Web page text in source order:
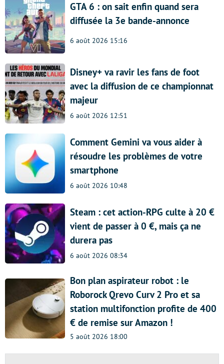
GTA 6 : on sait enfin quand sera
diffusée la 3e bande-annonce
6 août 2026 15:16
Disney+ va ravir les fans de foot
avec la diffusion de ce championnat
majeur
6 août 2026 12:51
Comment Gemini va vous aider à
résoudre les problèmes de votre
smartphone
6 août 2026 10:48
Steam : cet action-RPG culte à 20 €
vient de passer à 0 €, mais ça ne
durera pas
6 août 2026 08:34
Bon plan aspirateur robot : le
Roborock Qrevo Curv 2 Pro et sa
station multifonction profite de 400
€ de remise sur Amazon !
5 août 2026 18:00